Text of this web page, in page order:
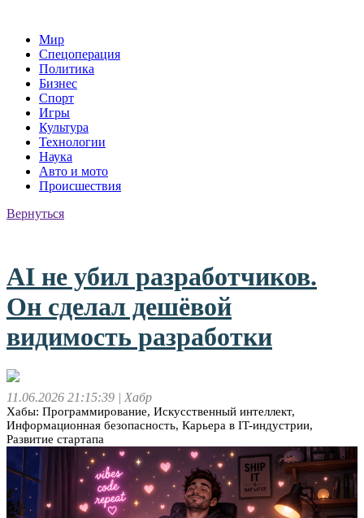
Мир
Спецоперация
Политика
Бизнес
Спорт
Игры
Культура
Технологии
Наука
Авто и мото
Происшествия
Вернуться
AI не убил разработчиков.
Он сделал дешёвой
видимость разработки
11.06.2026 21:15:39 | Хабр
Хабы: Программирование, Искусственный интеллект,
Информационная безопасность, Карьера в IT-индустрии,
Развитие стартапа